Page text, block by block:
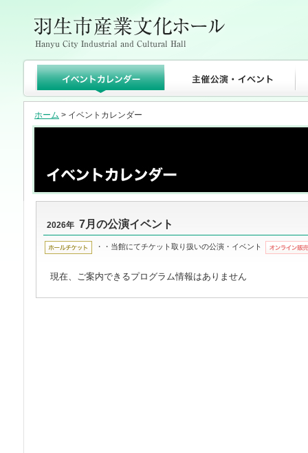
ホーム > イベントカレンダー
2026年 7月の公演イベント
・・当館にてチケット取り扱いの公演・イベント
現在、ご案内できるプログラム情報はありません